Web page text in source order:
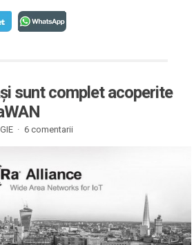
sunt complet acoperite
· 6 comentarii